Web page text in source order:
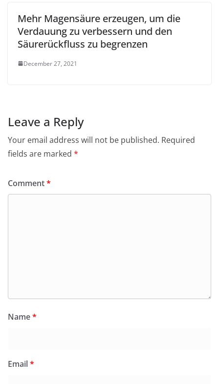
Mehr Magensäure erzeugen, um die
Verdauung zu verbessern und den
Säurerückfluss zu begrenzen
December 27, 2021
Leave a Reply
Your email address will not be published. Required
fields are marked *
Comment*
Name*
Email*